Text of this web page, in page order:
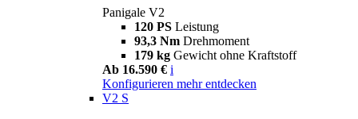
Panigale V2
120 PS Leistung
93,3 Nm Drehmoment
179 kg Gewicht ohne Kraftstoff
Ab 16.590 € i
Konfigurieren mehr entdecken
V2 S